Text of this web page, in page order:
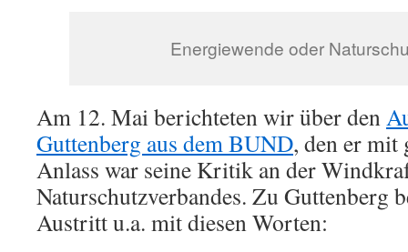
Energiewende oder
Am 12. Mai berichteten wir über den
Guttenberg aus dem BUND, den er mit
Anlass war seine Kritik an der
Naturschutzverbandes. Zu Guttenberg
Austritt u.a. mit diesen Worten: